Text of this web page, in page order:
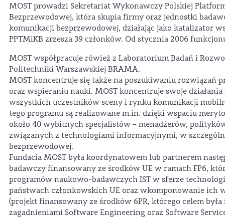
MOST prowadzi Sekretariat Wykonawczy Polskiej
Bezprzewodowej, która skupia firmy oraz jednostki
komunikacji bezprzewodowej, działając jako katalizator
PPTMiKB zrzesza 39 członków. Od stycznia 2006
MOST współpracuje rówież z Laboratorium Badań i
Politechniki Warszawskiej BRAMA.
MOST koncentruje się także na poszukiwaniu rozwiązań
oraz wspieraniu nauki. MOST koncentruje swoje
wszystkich uczestników sceny i rynku komunikacji
tego programu są realizowane m.in. dzięki wspaciu
około 40 wybitnych specjalistów – menadżerów,
związanych z technologiami informacyjnymi, w
bezprzewodowej.
Fundacia MOST była koordynatowem lub partnerem
badawczy finansowany ze środków UE w ramach FP6,
programów naukowo-badawczych IST w sferze
państwach członkowskich UE oraz wkomponowanie ich
(projekt finansowany ze środków 6PR, którego celem
zagadnieniami Software Engineering oraz Software